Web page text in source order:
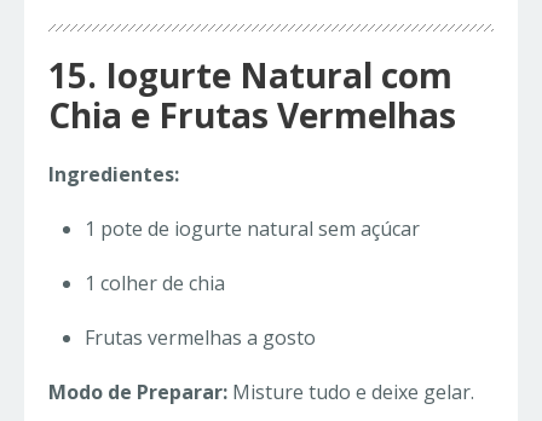
15. Iogurte Natural com
Chia e Frutas Vermelhas
Ingredientes:
1 pote de iogurte natural sem açúcar
1 colher de chia
Frutas vermelhas a gosto
Modo de Preparar: Misture tudo e deixe gelar.